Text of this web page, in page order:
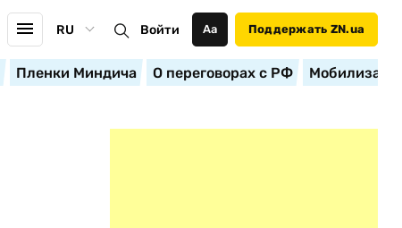
RU Войти Аа Поддержать ZN.ua
Пленки Миндича О переговорах с РФ